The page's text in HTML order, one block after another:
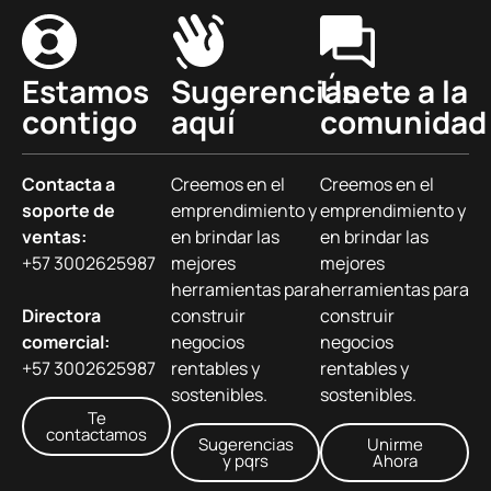
Estamos
contigo
Contacta a
soporte de
ventas:
+57 3002625987
Directora
comercial:
+57 3002625987
Te
contactamos
Sugerencias
aquí
Creemos en el
emprendimiento y
en brindar las
mejores
herramientas para
construir
negocios
rentables y
sostenibles.
Sugerencias
y pqrs
Únete a la
comunidad
Creemos en el
emprendimiento y
en brindar las
mejores
herramientas para
construir
negocios
rentables y
sostenibles.
Unirme
Ahora